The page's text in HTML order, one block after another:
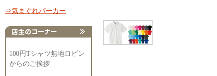
⇒気まぐれパーカー
100円Tシャツ無地ロビン
からのご挨拶